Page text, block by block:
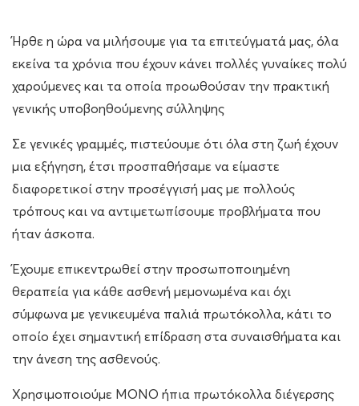
Ήρθε η ώρα να μιλήσουμε για τα επιτεύγματά μας, όλα
εκείνα τα χρόνια που έχουν κάνει πολλές γυναίκες πολύ
χαρούμενες και τα οποία προωθούσαν την πρακτική
γενικής υποβοηθούμενης σύλληψης
Σε γενικές γραμμές, πιστεύουμε ότι όλα στη ζωή έχουν
μια εξήγηση, έτσι προσπαθήσαμε να είμαστε
διαφορετικοί στην προσέγγισή μας με πολλούς
τρόπους και να αντιμετωπίσουμε προβλήματα που
ήταν άσκοπα.
Έχουμε επικεντρωθεί στην προσωποποιημένη
θεραπεία για κάθε ασθενή μεμονωμένα και όχι
σύμφωνα με γενικευμένα παλιά πρωτόκολλα, κάτι το
οποίο έχει σημαντική επίδραση στα συναισθήματα και
την άνεση της ασθενούς.
Χρησιμοποιούμε ΜΟΝΟ ήπια πρωτόκολλα διέγερσης